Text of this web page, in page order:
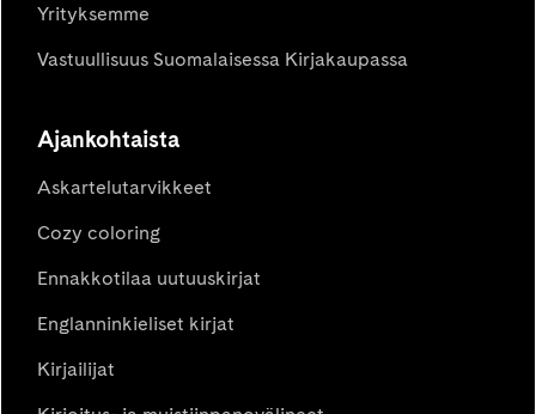
Yrityksemme
Vastuullisuus Suomalaisessa Kirjakaupassa
Ajankohtaista
Askartelutarvikkeet
Cozy coloring
Ennakkotilaa uutuuskirjat
Englanninkieliset kirjat
Kirjailijat